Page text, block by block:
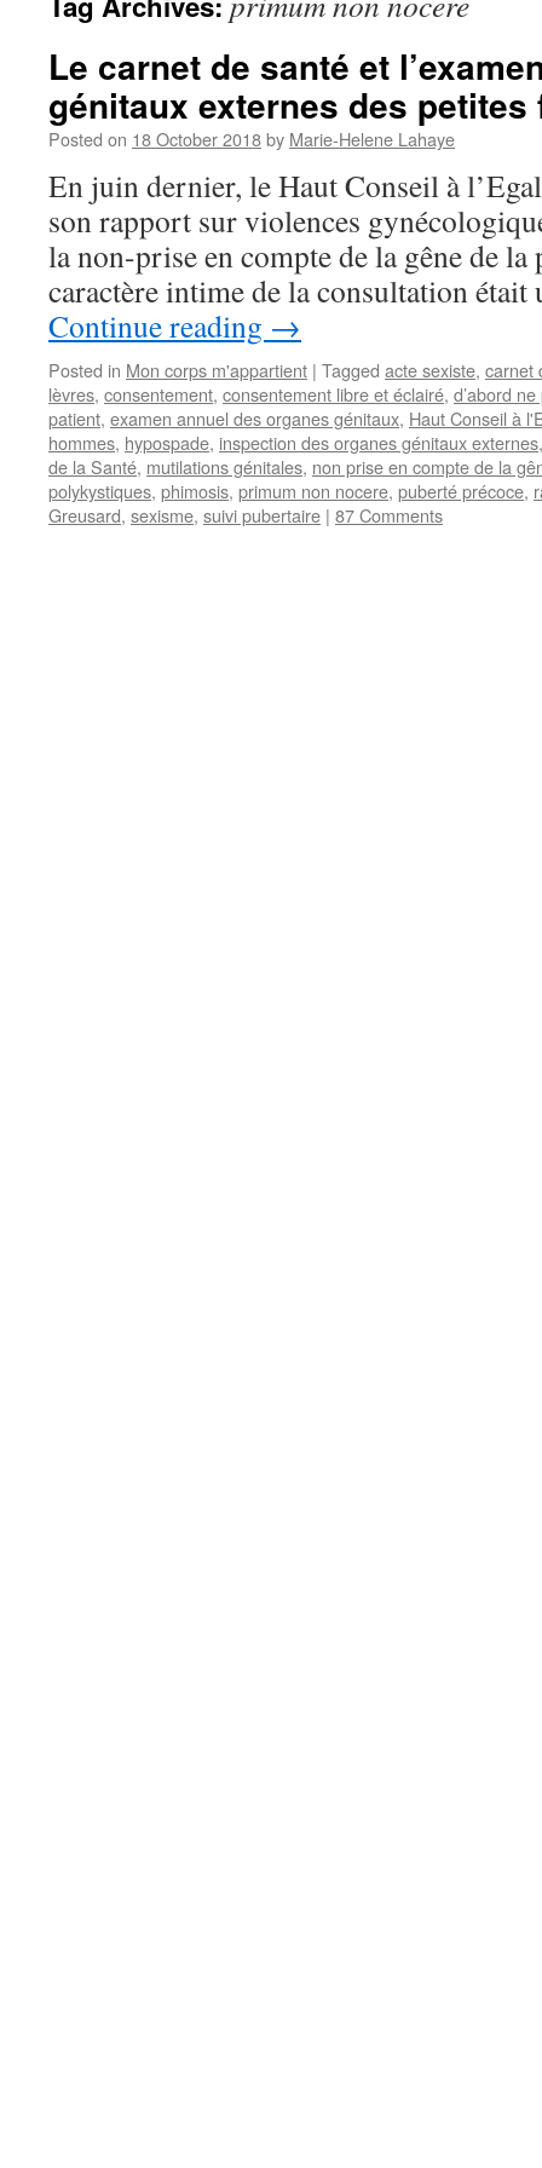
Le carnet de santé et
génitaux externes des
Posted on 18 October 2018by Marie-Helene Lahaye
En juin dernier, le Haut Conseil à
son rapport sur violences
la non-prise en compte de la gêne de la
caractère intime de la consultation
Continue reading →
Posted in Mon corps m'appartient | Tagged acte sexiste, carnet
lèvres, consentement, consentement libre et éclairé, d’abord
patient, examen annuel des organes génitaux, Haut Conseil à
hommes, hypospade, inspection des organes génitaux externes
de la Santé, mutilations génitales, non prise en compte de la
polykystiques, phimosis, primum non nocere, puberté précoce,
Greusard, sexisme, suivi pubertaire | 87 Comments